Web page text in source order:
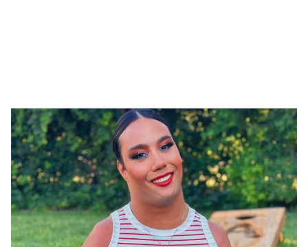
लिविंग एरिया दोनों में बेहद स्टाइलिश लगता है।
5
5